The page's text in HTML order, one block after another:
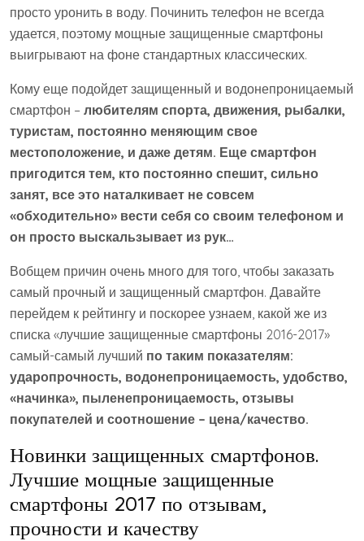
просто уронить в воду. Починить телефон не всегда
удается, поэтому мощные защищенные смартфоны
выигрывают на фоне стандартных классических.
Кому еще подойдет защищенный и водонепроницаемый
смартфон – любителям спорта, движения, рыбалки,
туристам, постоянно меняющим свое
местоположение, и даже детям. Еще смартфон
пригодится тем, кто постоянно спешит, сильно
занят, все это наталкивает не совсем
«обходительно» вести себя со своим телефоном и
он просто выскальзывает из рук…
Вобщем причин очень много для того, чтобы заказать
самый прочный и защищенный смартфон. Давайте
перейдем к рейтингу и поскорее узнаем, какой же из
списка «лучшие защищенные смартфоны 2016-2017»
самый-самый лучший по таким показателям:
ударопрочность, водонепроницаемость, удобство,
«начинка», пыленепроницаемость, отзывы
покупателей и соотношение – цена/качество.
Новинки защищенных смартфонов.
Лучшие мощные защищенные
смартфоны 2017 по отзывам,
прочности и качеству